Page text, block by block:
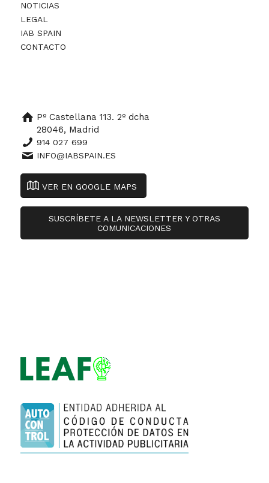
NOTICIAS
LEGAL
IAB SPAIN
CONTACTO
Pº Castellana 113. 2º dcha
28046, Madrid
914 027 699
INFO@IABSPAIN.ES
VER EN GOOGLE MAPS
SUSCRÍBETE A LA NEWSLETTER Y OTRAS
COMUNICACIONES